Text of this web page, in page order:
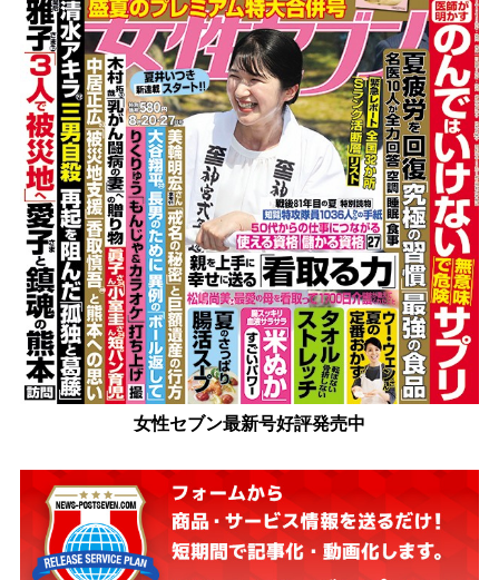
女性セブン最新号好評発売中